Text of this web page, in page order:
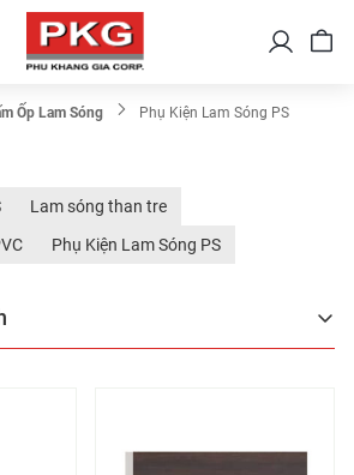
Ốp Lam Sóng Phụ Kiện Lam Sóng PS
Lam sóng than tre
Phụ Kiện Lam Sóng PS